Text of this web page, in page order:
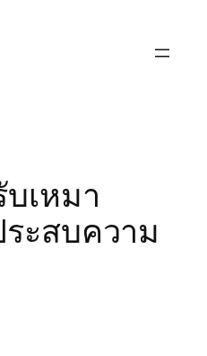
เหมา
ะสบความ